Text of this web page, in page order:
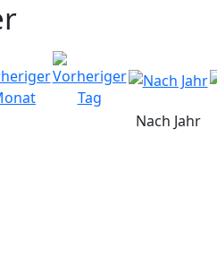
Nach Jahr